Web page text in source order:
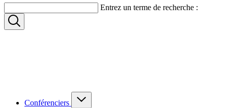
Entrez un terme de recherche :
Conférenciers